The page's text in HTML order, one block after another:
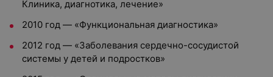
Клиника, диагнотика, лечение»
2010 год — «Функциональная диагностика»
2012 год — «Заболевания сердечно-сосудистой
системы у детей и подростков»